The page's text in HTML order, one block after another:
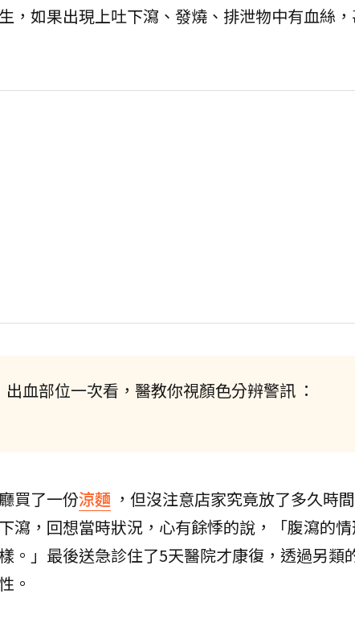
，如果出現上吐下瀉、發燒、排泄物中有血絲
血部位一次看，醫教你視顏色分辨警訊 ：
買了一份涼麵 ，但沒注意店家究竟放了多久時
瀉，回想當時狀況，心有餘悸的說，「腹瀉的
。」最後送急診住了5天醫院才康復，透過另類
。